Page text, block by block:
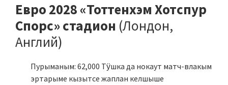
Евро 2028 «Тоттенхэм Хотспур
Спорс» стадион (Лондон,
Англий)
Пурыманым: 62,000 Тӱшка да нокаут матч-влакым
эртарыме кызытсе жаплан келшыше